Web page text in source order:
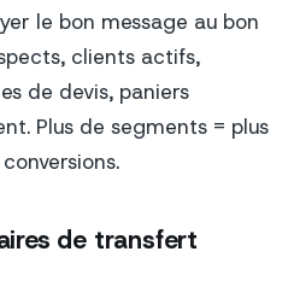
le bon message au bon
clients actifs,
de devis, paniers
Plus de segments = plus
de transfert